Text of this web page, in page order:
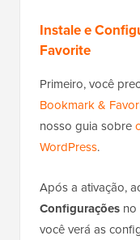
Instale e
Favorite
Primeiro, você
Bookmark &
nosso guia sobre
WordPress.
Após a ativação,
Configurações no
você verá as